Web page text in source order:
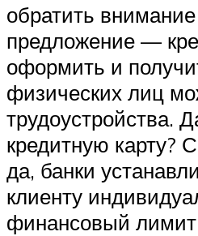
обратить
предложение —
оформить и
физических лиц
трудоустройства.
кредитную карту?
да, банки
клиенту
финансовый лимит